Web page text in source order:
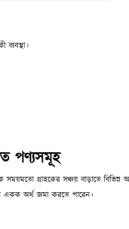
ব্যবস্থা।
পণ্যসমূহ
সময়মতো গ্রাহকের সঞ্চয় বাড়াতে বিভিন্ন
একক অর্থ জমা করতে পারেন।